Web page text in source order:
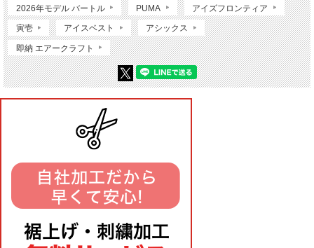
2026年モデル バートル PUMA アイズフロンティア
寅壱 アイスベスト アシックス
即納 エアークラフト